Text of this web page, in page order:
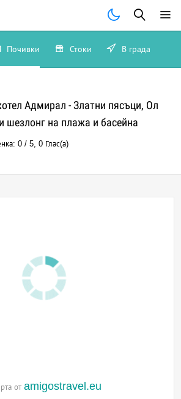
Почивки Стоки В града
Адмирал - Златни пясъци, Ол
шезлонг на плажа и басейна
0 /5,0 Глас(а)
от amigostravel.eu